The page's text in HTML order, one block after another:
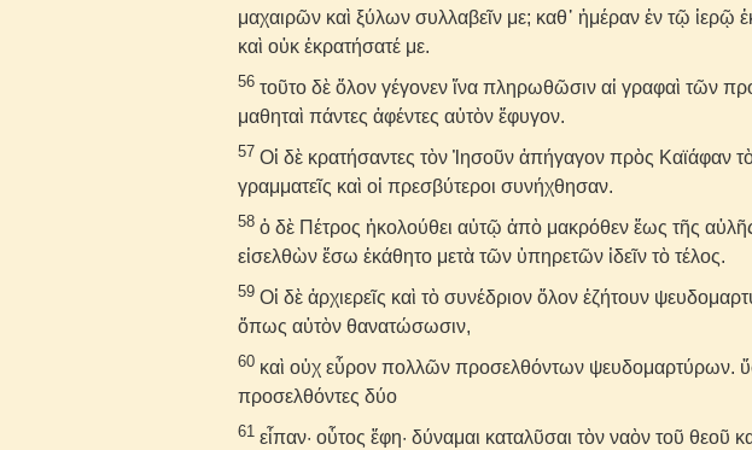
μαχαιρῶν καὶ ξύλων συλλαβεῖν με; καθ᾽ ἡμέραν ἐν τῷ ἱερῷ
καὶ οὐκ ἐκρατήσατέ με.
56 τοῦτο δὲ ὅλον γέγονεν ἵνα πληρωθῶσιν αἱ γραφαὶ τῶν
μαθηταὶ πάντες ἀφέντες αὐτὸν ἔφυγον.
57 Οἱ δὲ κρατήσαντες τὸν Ἰησοῦν ἀπήγαγον πρὸς Καϊάφαν
γραμματεῖς καὶ οἱ πρεσβύτεροι συνήχθησαν.
58 ὁ δὲ Πέτρος ἠκολούθει αὐτῷ ἀπὸ μακρόθεν ἕως τῆς
εἰσελθὼν ἔσω ἐκάθητο μετὰ τῶν ὑπηρετῶν ἰδεῖν τὸ τέλος.
59 Οἱ δὲ ἀρχιερεῖς καὶ τὸ συνέδριον ὅλον ἐζήτουν
ὅπως αὐτὸν θανατώσωσιν,
60 καὶ οὐχ εὗρον πολλῶν προσελθόντων ψευδομαρτύρων.
προσελθόντες δύο
61 εἶπαν· οὗτος ἔφη· δύναμαι καταλῦσαι τὸν ναὸν τοῦ θεοῦ